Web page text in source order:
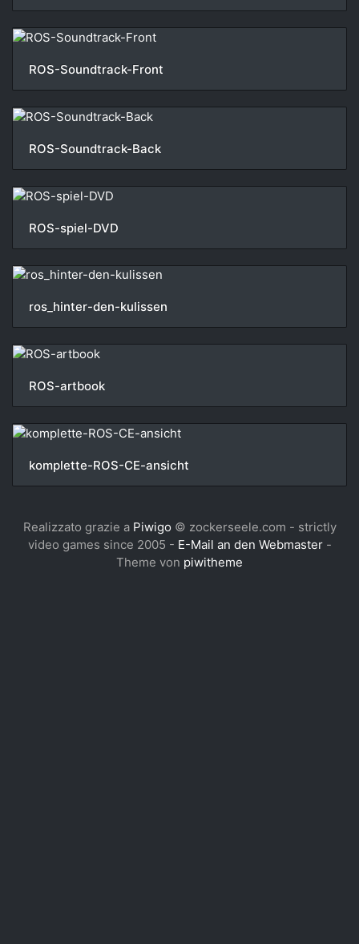
ROS-Soundtrack-Front
ROS-Soundtrack-Back
ROS-spiel-DVD
ros_hinter-den-kulissen
ROS-artbook
komplette-ROS-CE-ansicht
Realizzato grazie a Piwigo © zockerseele.com - strictly
video games since 2005 - E-Mail an den Webmaster-
Theme von piwitheme